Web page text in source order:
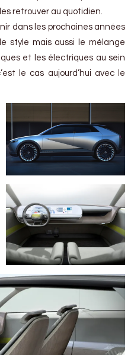
retrouver au quotidien.
dans les prochaines années
style mais aussi le mélange
et les électriques au sein
le cas aujourd’hui avec le